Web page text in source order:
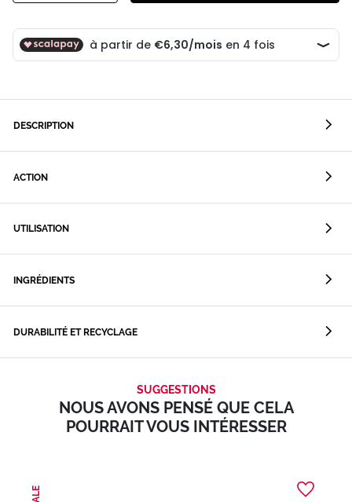
DESCRIPTION
ACTION
UTILISATION
INGRÉDIENTS
DURABILITÉ ET RECYCLAGE
SUGGESTIONS
NOUS AVONS PENSÉ QUE CELA
POURRAIT VOUS INTÉRESSER
SALE